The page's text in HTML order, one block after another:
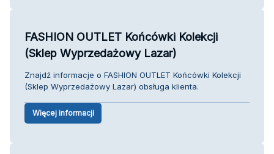
FASHION OUTLET Końcówki Kolekcji
(Sklep Wyprzedażowy Lazar)
Znajdź informacje o FASHION OUTLET Końcówki Kolekcji
(Sklep Wyprzedażowy Lazar) obsługa klienta.
Więcej informacji